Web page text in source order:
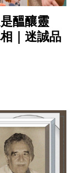
醞釀靈
｜迷誠品